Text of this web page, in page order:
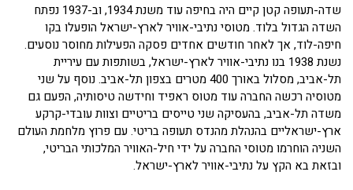
שדה-תעופה קטן קיים היה בחיפה עוד משנת 1934, וב-1937 נפתח
השדה הגדול בלוד. מטוסי נתיבי-אוויר לארץ-ישראל הופעלו בקו
חיפה-לוד, אך לאחר חודשים אחדים פסקה הפעילות מחוסר נוסעים.
נשנת 1938 בנו נתיבי-אוויר לארץ-ישראל, בשותפות עם עיריית
תל-אביב, מסלול באורך 400 מטרים בצפון תל-אביב. נוסף על שני
מטוסיה רכשה החברה עוד מטוס ראפיד וחידשה טיסותיה, הפעם גם
משדה תל-אביב, בהעסיקה שני טייסים בריטיים וצוות עובדי-קרקע
ארץ-ישראליים בהנהלת מהנדס תעופה בריטי. עם פרוץ מלחמת העולם
השניה הוחרמו מטוסי החברה על ידי חיל-האוויר המלכותי הבריטי,
ובזאת בא הקץ על נתיבי-אוויר לארץ-ישראל.